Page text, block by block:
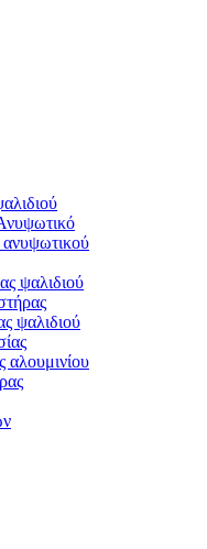
ανυψωτικού
ψαλιδιού
ψαλιδιού
αλουμινίου